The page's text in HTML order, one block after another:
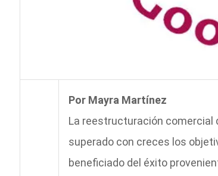
Por Mayra Martínez
La reestructuración comercial
superado con creces los
beneficiado del éxito